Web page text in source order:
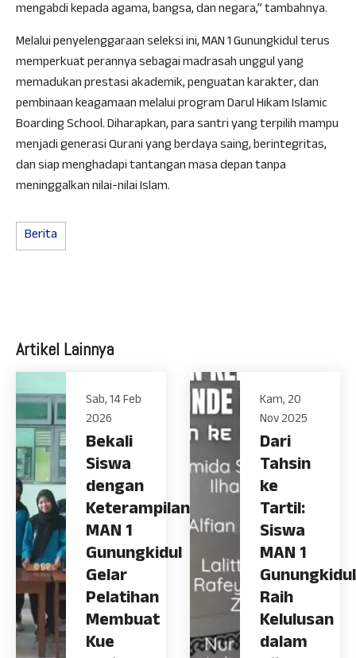
mengabdi kepada agama, bangsa, dan negara,” tambahnya.
Melalui penyelenggaraan seleksi ini, MAN 1 Gunungkidul terus
memperkuat perannya sebagai madrasah unggul yang
memadukan prestasi akademik, penguatan karakter, dan
pembinaan keagamaan melalui program Darul Hikam Islamic
Boarding School. Diharapkan, para santri yang terpilih mampu
menjadi generasi Qurani yang berdaya saing, berintegritas,
dan siap menghadapi tantangan masa depan tanpa
meninggalkan nilai-nilai Islam.
Berita
Artikel Lainnya
Sab, 14 Feb
2026
Bekali
Siswa
dengan
Keterampilan,
MAN 1
Gunungkidul
Gelar
Pelatihan
Membuat
Kue
Kam, 20
Nov 2025
Dari
Tahsin
ke
Tartil:
Siswa
MAN 1
Gunungkidul
Raih
Kelulusan
dalam